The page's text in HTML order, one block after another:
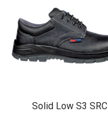
Solid Low S3 SRC